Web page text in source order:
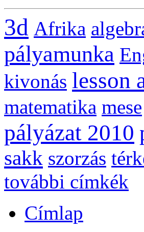
3d Afrika
pályamunka
kivonás lesson
matematika mese
pályázat 2010
sakk szorzás
további címkék
Címlap